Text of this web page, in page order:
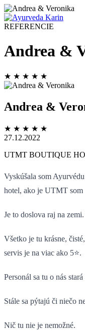
REFERENCIE
Andrea &
★ ★ ★ ★ ★
Andrea &
★ ★ ★ ★ ★
27.12.2022
UTMT BOUTIQUE
Vyskúšala som
hotel, ako je UTMT som
Je to doslova raj na
Všetko je tu krásne,
servis je na viac ako 5⭐️.
Personál sa tu o nás
Stále sa pýtajú či niečo
Nič tu nie je nemožné.